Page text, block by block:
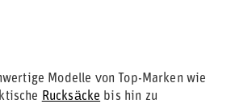
Modelle von Top-Marken wie
Rucksäcke bis hin zu